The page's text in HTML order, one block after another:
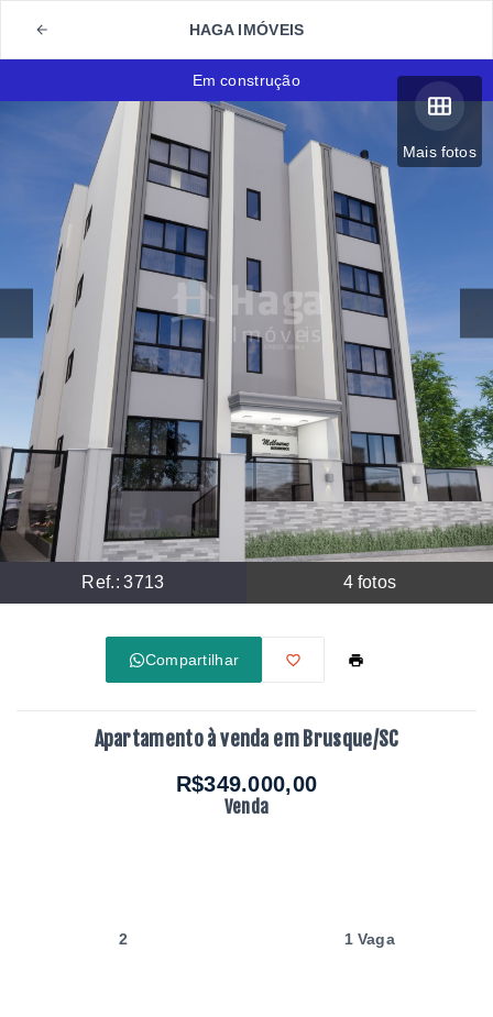
HAGA IMÓVEIS
Mais fotos
Ref.:3713 4 fotos
Em construção
Compartilhar
Apartamento à venda em Brusque/SC
R$349.000,00
Venda
2 1 Vaga